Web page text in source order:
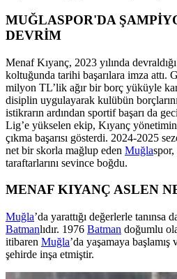
MUĞLASPOR'DA
DEVRİM
Menaf Kıyanç, 2023 yılında devraldığı
koltuğunda tarihi başarılara imza attı.
milyon TL’lik ağır bir borç yüküyle
disiplin uygulayarak kulübün
istikrarın ardından sportif başarı da
Lig’e yükselen ekip, Kıyanç
çıkma başarısı gösterdi. 2024-2025
net bir skorla mağlup eden Muğla
taraftarlarını sevince boğdu.
MENAF KIYANÇ ASLEN
Muğla’da yarattığı değerlerle tanınsa
Batmanlıdır. 1976 Batman doğumlu
itibaren Muğla’da yaşamaya
şehirde inşa etmiştir.